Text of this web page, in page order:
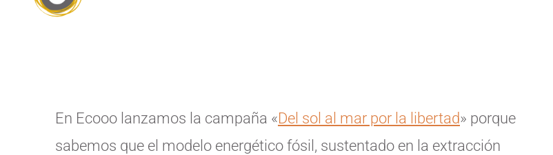
En Ecooo lanzamos la campaña «Del sol al mar por la libertad» porque
sabemos que el modelo energético fósil, sustentado en la extracción